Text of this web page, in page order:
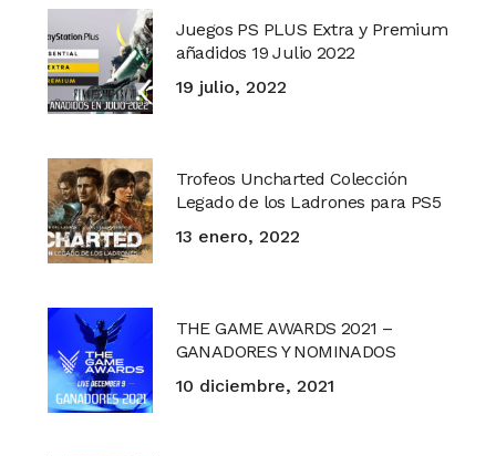
Juegos PS PLUS Extra y Premium
añadidos 19 Julio 2022
19 julio, 2022
Trofeos Uncharted Colección
Legado de los Ladrones para PS5
13 enero, 2022
THE GAME AWARDS 2021 –
GANADORES Y NOMINADOS
10 diciembre, 2021